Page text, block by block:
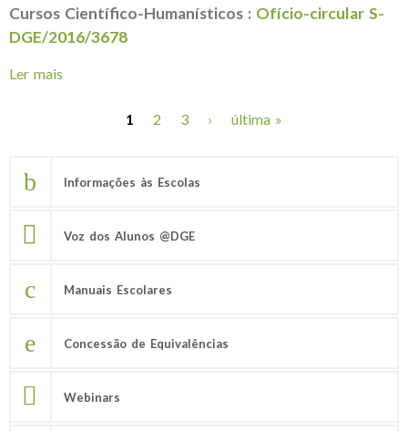
Cursos Científico-Humanísticos : Ofício-circular S-
DGE/2016/3678
Ler mais
1 2 3 › última »
Informações às Escolas
Voz dos Alunos @DGE
Manuais Escolares
Concessão de Equivalências
Webinars